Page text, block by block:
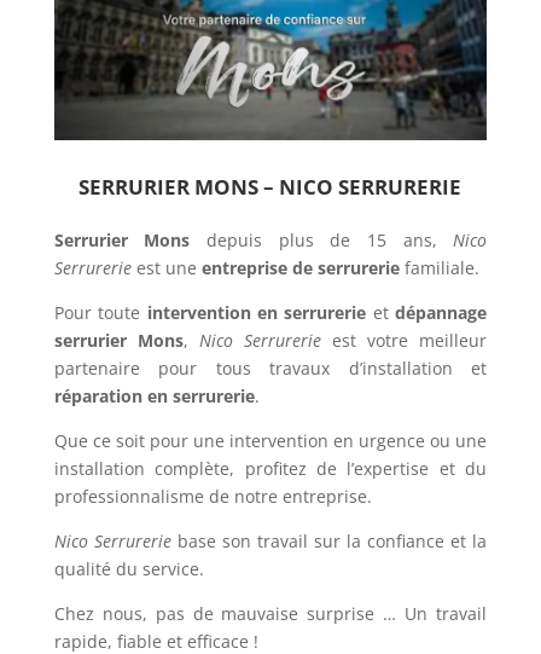
SERRURIER MONS – NICO SERRURERIE
Serrurier Monsdepuis plus de 15 ans, Nico
Serrurerieest une entreprise de serrureriefamiliale.
Pour toute intervention en serrurerie etdépannage
serrurier Mons, Nico Serrurerie est votre meilleur
partenaire pour tous travaux d’installation et
réparation en serrurerie.
Que ce soit pour une intervention en urgence ou une
installation complète, profitez de l’expertise et du
professionnalisme de notre entreprise.
Nico Serrureriebase son travail sur la confiance et la
qualité du service.
Chez nous, pas de mauvaise surprise … Un travail
rapide, fiable et efficace !